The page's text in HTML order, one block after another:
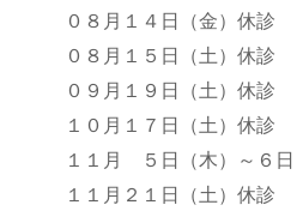
０８月１４日（金）休診
０８月１５日（土）休診
０９月１９日（土）休診
１０月１７日（土）休診
１１月 ５日（木）～６日
１１月２１日（土）休診